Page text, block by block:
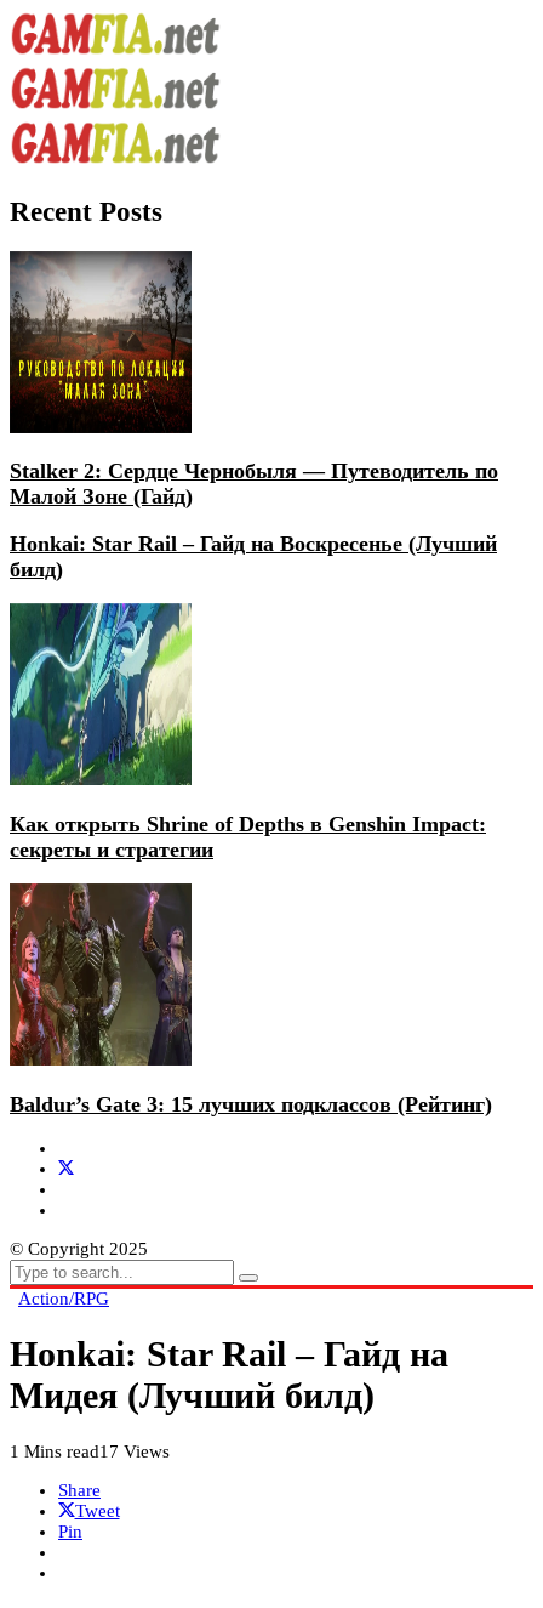
Recent Posts
Stalker 2: Сердце Чернобыля — Путеводитель по
Малой Зоне (Гайд)
Honkai: Star Rail – Гайд на Воскресенье (Лучший
билд)
Как открыть Shrine of Depths в Genshin Impact:
секреты и стратегии
Baldur’s Gate 3: 15 лучших подклассов (Рейтинг)
© Copyright 2025
Action/RPG
Honkai: Star Rail – Гайд на
Мидея (Лучший билд)
1 Mins read17 Views
Share
Tweet
Pin